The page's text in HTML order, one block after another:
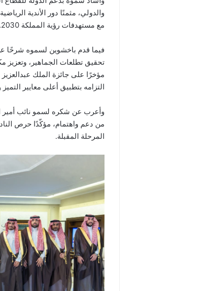
والدولي، مثمنًا دور الأندية
مع مستهدفات رؤية المملكة 2030.
فيما قدم باخشوين لسموه شرحًا
تحقيق تطلعات الجماهير، وتعزيز
مؤخرًا على جائزة الملك
التزامه بتطبيق أعلى معايير
وأعرب عن شكره لسمو نائب أمير
من دعم واهتمام، مؤكّدًا حرص
المرحلة المقبلة.